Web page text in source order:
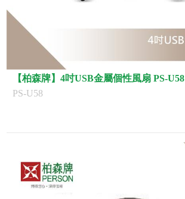
【柏森牌】4吋USB金屬個性風扇 PS-U58
PS-U58